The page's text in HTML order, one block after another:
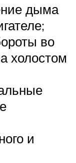
дыма
во
холостом
и